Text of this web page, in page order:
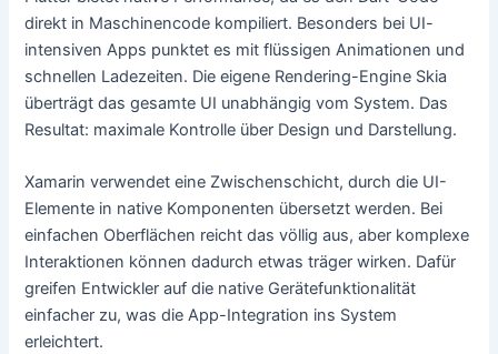
direkt in Maschinencode kompiliert. Besonders bei UI-
intensiven Apps punktet es mit flüssigen Animationen und
schnellen Ladezeiten. Die eigene Rendering-Engine Skia
überträgt das gesamte UI unabhängig vom System. Das
Resultat: maximale Kontrolle über Design und Darstellung.
Xamarin verwendet eine Zwischenschicht, durch die UI-
Elemente in native Komponenten übersetzt werden. Bei
einfachen Oberflächen reicht das völlig aus, aber komplexe
Interaktionen können dadurch etwas träger wirken. Dafür
greifen Entwickler auf die native Gerätefunktionalität
einfacher zu, was die App-Integration ins System
erleichtert.